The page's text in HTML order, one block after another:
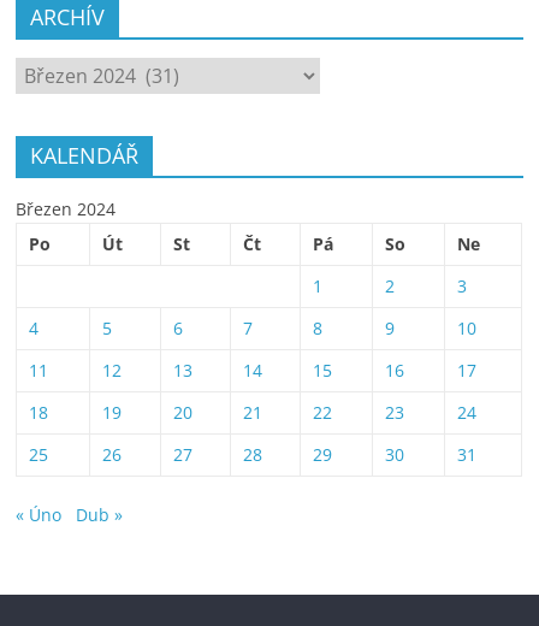
ARCHÍV
ARCHÍV
KALENDÁŘ
Březen 2024
Po
Út St Čt Pá So
Ne
1
2
3
4
5 6 7 8 9
10
11
12 13 14 15 16
17
18
19 20 21 22 23
24
25
26 27 28 29 30 31
« Úno Dub »